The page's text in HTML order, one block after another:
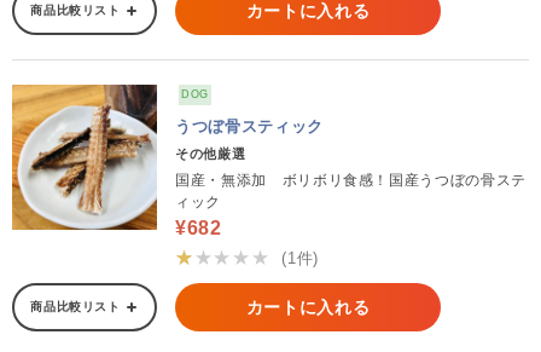
商品比較リスト カートに入れる
DOG
うつぼ骨スティック
その他厳選
国産・無添加 ボリボリ食感！国産うつぼの骨ステ
ィック
¥682
★★★★★
(1件)
商品比較リスト カートに入れる